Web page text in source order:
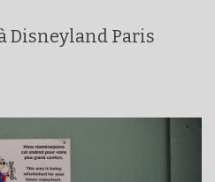
Disneyland Paris